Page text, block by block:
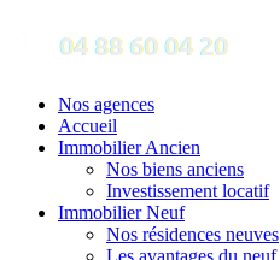
Nos agences
Accueil
Immobilier Ancien
Nos biens anciens
Investissement locatif
Immobilier Neuf
Nos résidences neuves
Les avantages du neuf